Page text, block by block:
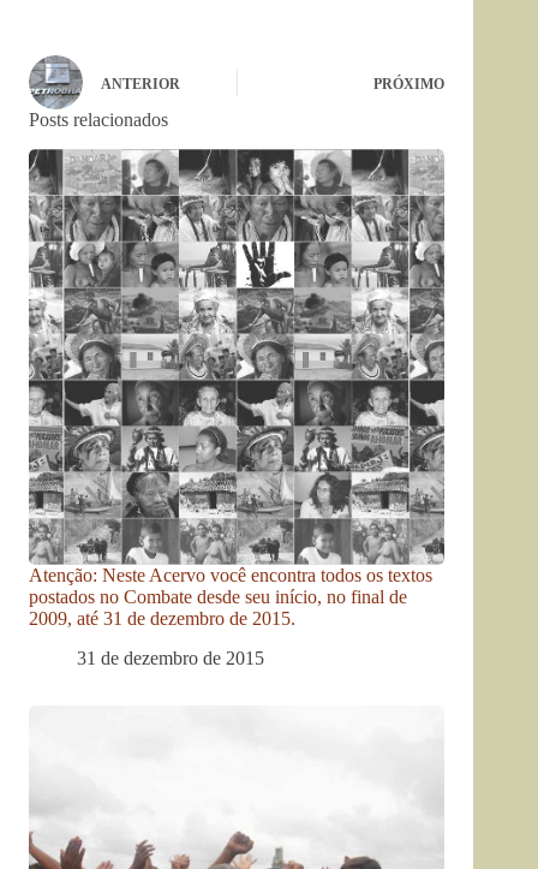
ANTERIOR PRÓXIMO
Posts relacionados
Atenção: Neste Acervo você encontra todos os textos
postados no Combate desde seu início, no final de
2009, até 31 de dezembro de 2015.
31 de dezembro de 2015